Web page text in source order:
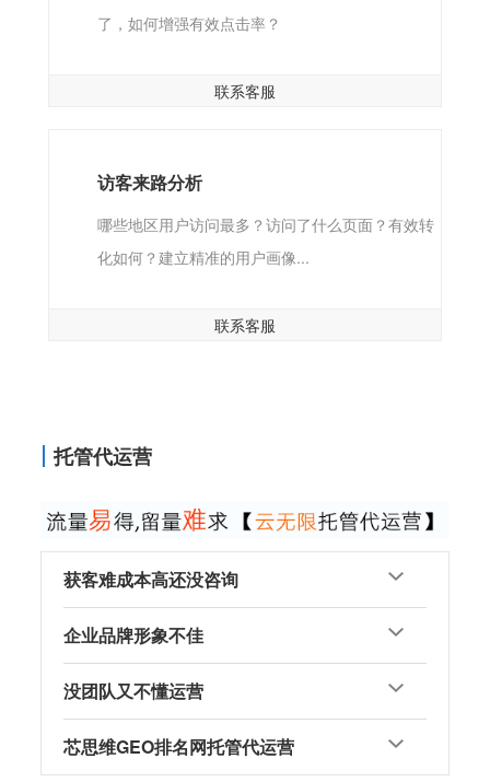
了，如何增强有效点击率？
联系客服
访客来路分析
哪些地区用户访问最多？访问了什么页面？有效转
化如何？建立精准的用户画像...
联系客服
托管代运营
获客难成本高还没咨询
企业品牌形象不佳
没团队又不懂运营
芯思维GEO排名网托管代运营